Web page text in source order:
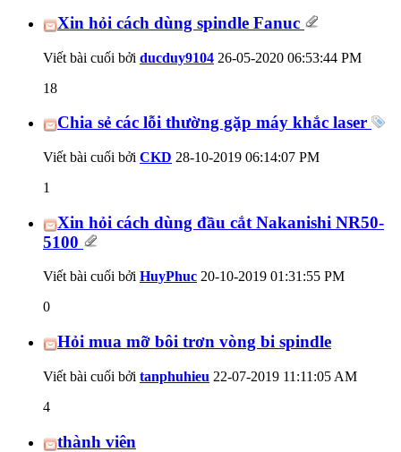
Xin hỏi cách dùng spindle Fanuc
Viết bài cuối bởi ducduy9104 26-05-2020 06:53:44 PM
18
Chia sẻ các lỗi thường gặp máy khắc laser
Viết bài cuối bởi CKD 28-10-2019 06:14:07 PM
1
Xin hỏi cách dùng đầu cắt Nakanishi NR50-
5100
Viết bài cuối bởi HuyPhuc 20-10-2019 01:31:55 PM
0
Hỏi mua mỡ bôi trơn vòng bi spindle
Viết bài cuối bởi tanphuhieu 22-07-2019 11:11:05 AM
4
thành viên